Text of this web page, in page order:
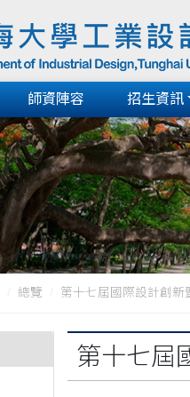
師資陣容 招生資訊
總覽 第十七屆國際設計創新
第十七屆